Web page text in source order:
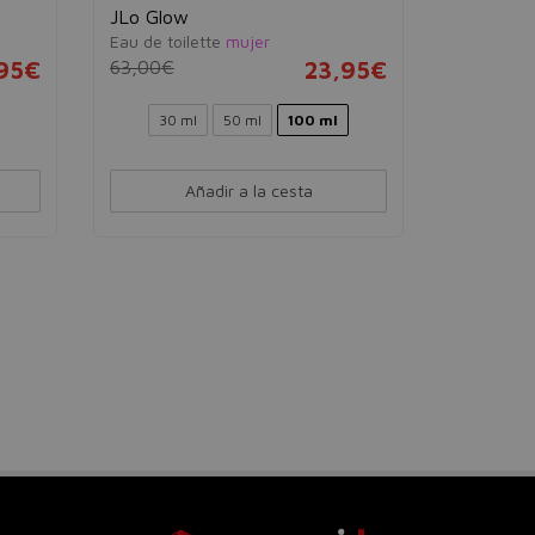
JLo Glow
Eau de toilette mujer
63,00€ 23,95€
30 ml 50 ml 100 ml
Añadir a la cesta